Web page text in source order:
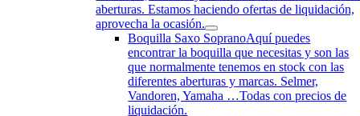
aberturas. Estamos haciendo ofertas de liquidación,
aprovecha la ocasión.
Boquilla Saxo SopranoAquí puedes
encontrar la boquilla que necesitas y son las
que normalmente tenemos en stock con las
diferentes aberturas y marcas. Selmer,
Vandoren, Yamaha …Todas con precios de
liquidación.